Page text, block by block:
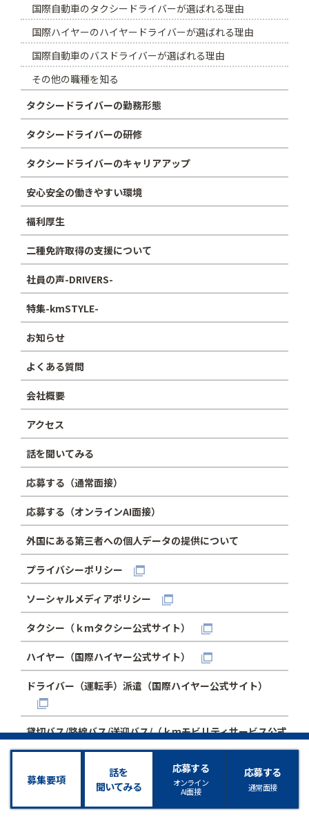
国際自動車のタクシードライバーが選ばれる理由
国際ハイヤーのハイヤードライバーが選ばれる理由
国際自動車のバスドライバーが選ばれる理由
その他の職種を知る
タクシードライバーの勤務形態
タクシードライバーの研修
タクシードライバーのキャリアアップ
安心安全の働きやすい環境
福利厚生
二種免許取得の支援について
社員の声-DRIVERS-
特集-kmSTYLE-
お知らせ
よくある質問
会社概要
アクセス
話を聞いてみる
応募する（通常面接）
応募する（オンラインAI面接）
外国にある第三者への個人データの提供について
プライバシーポリシー
ソーシャルメディアポリシー
タクシー（ｋｍタクシー公式サイト）
ハイヤー（国際ハイヤー公式サイト）
ドライバー（運転手）派遣（国際ハイヤー公式サイト）
貸切バス/路線バス/送迎バス/（ｋｍモビリティサービス公式
サイト）
募集要項
話を
聞いてみる
応募する
オンライン
AI面接
応募する
通常面接